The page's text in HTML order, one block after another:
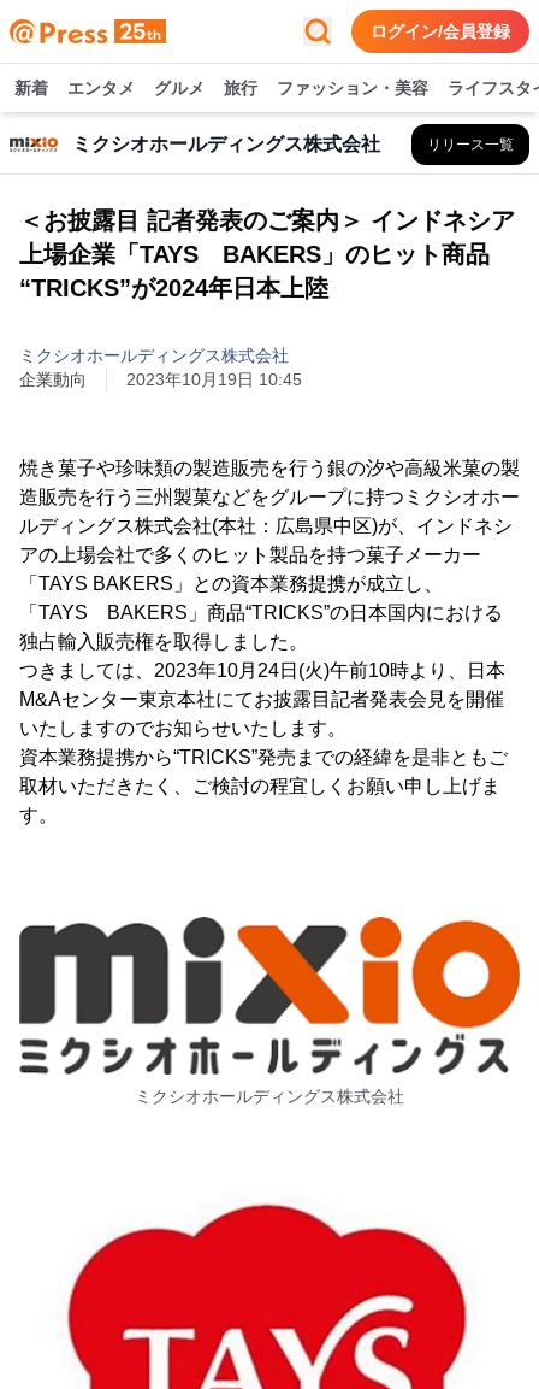
ログイン/会員登録
新着 エンタメ グルメ 旅行 ファッション・美容 ライフスタ
ミクシオホールディングス株式会社 リリース一覧
＜お披露目 記者発表のご案内＞ インドネシア
上場企業「TAYS BAKERS」のヒット商品
“TRICKS”が2024年日本上陸
ミクシオホールディングス株式会社
企業動向
2023年10月19日 10:45
焼き菓子や珍味類の製造販売を行う銀の汐や高級米菓の製
造販売を行う三州製菓などをグループに持つミクシオホー
ルディングス株式会社(本社：広島県中区)が、インドネシ
アの上場会社で多くのヒット製品を持つ菓子メーカー
「TAYS BAKERS」との資本業務提携が成立し、
「TAYS BAKERS」商品“TRICKS”の日本国内における
独占輸入販売権を取得しました。
つきましては、2023年10月24日(火)午前10時より、日本
M&Aセンター東京本社にてお披露目記者発表会見を開催
いたしますのでお知らせいたします。
資本業務提携から“TRICKS”発売までの経緯を是非ともご
取材いただきたく、ご検討の程宜しくお願い申し上げま
す。
ミクシオホールディングス株式会社